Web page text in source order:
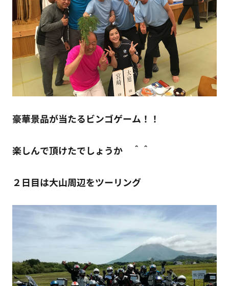
豪華景品が当たるビンゴゲーム！！
楽しんで頂けたでしょうか ＾＾
２日目は大山周辺をツーリング